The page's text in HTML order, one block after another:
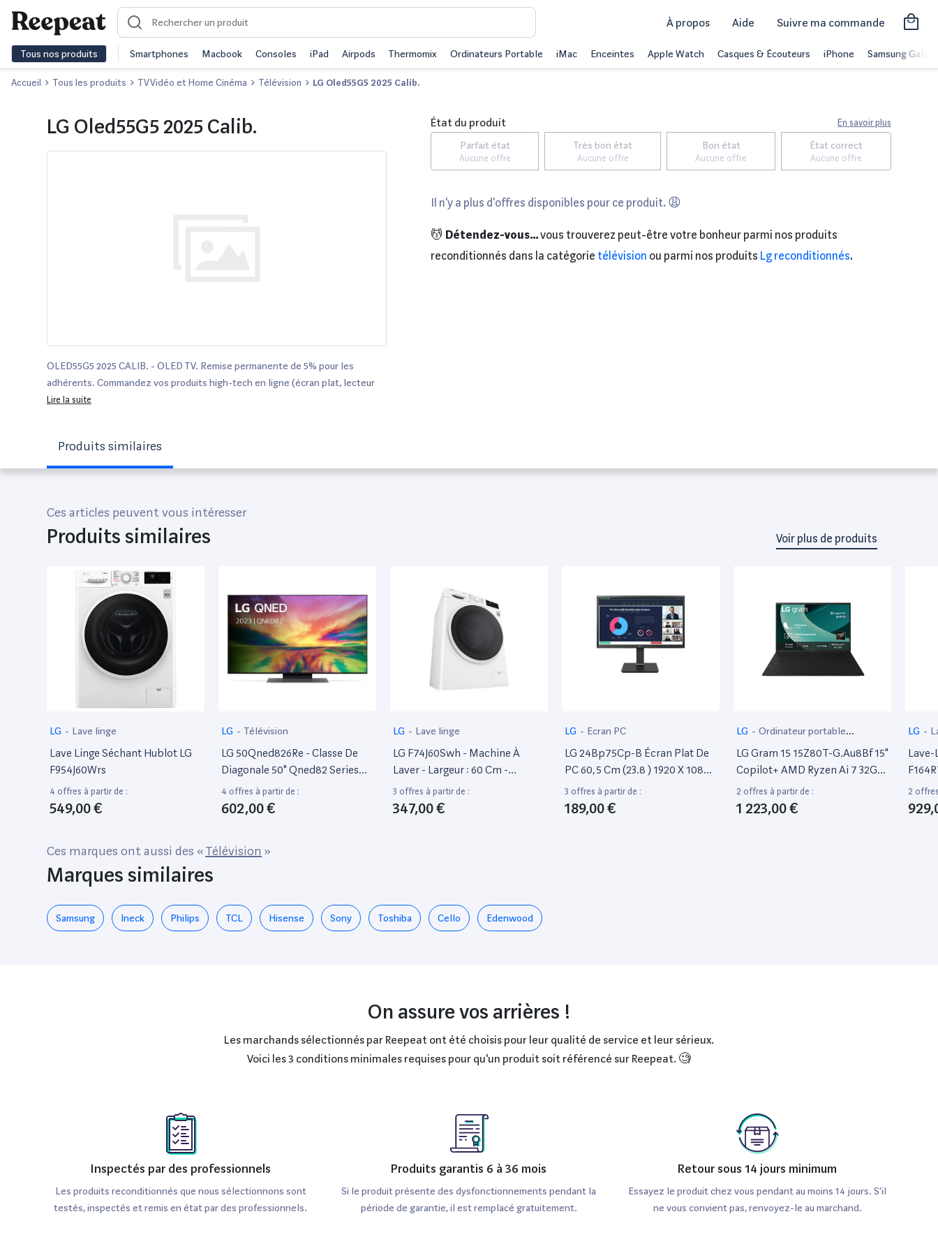
À propos Aide Suivre ma commande
Tous nos produits Smartphones Macbook Consoles iPad Airpods Thermomix Ordinateurs Portable iMac Enceintes Apple Watch Casques & Écouteurs iPhone Samsung Galaxy
Accueil Tous les produits TV Vidéo et Home Cinéma Télévision LG Oled55G5 2025 Calib.
LG Oled55G5 2025 Calib.
OLED55G5 2025 CALIB. - OLED TV. Remise permanente de 5% pour les
adhérents. Commandez vos produits high-tech en ligne (écran plat, lecteur
blu-ray, video projecteur, …) en ligne.
Lire la suite
État du produit En savoir plus
Parfait état
Aucune offre
Très bon état
Aucune offre
Bon état
Aucune offre
État correct
Aucune offre
Il n'y a plus d'offres disponibles pour ce produit. 😩
💆 Détendez-vous...vous trouverez peut-être votre bonheur parmi nos produits
reconditionnés dans la catégorie télévision ou parmi nos produits Lg reconditionnés.
Produits similaires
Ces articles peuvent vous intéresser
Produits similaires Voir plus de produits
LG - Lave linge
Lave Linge Séchant Hublot LG
F954J60Wrs
4 offres à partir de :
549,00 €
LG - Télévision
LG 50Qned826Re - Classe De
Diagonale 50" Qned82 Series
TV LCD Rétro-Éclairée Par Led -
Qned - Smart TV - Thinq Ai,
Webos - 4K UHD (2160P) 3840
De Façade, Nano Cell Plus
4 offres à partir de :
602,00 €
LG - Lave linge
LG F74J60Swh - Machine À
Laver - Largeur : 60 Cm -
Profondeur : 56 Cm - Hauteur :
85 Cm - Chargement Frontal -
59 Litres - 7 Kg - 1400
3 offres à partir de :
347,00 €
LG - Ecran PC
LG 24Bp75Cp-B Écran Plat De
PC 60,5 Cm (23.8 ) 1920 X 1080
Pixels Full Hd Led Noir
3 offres à partir de :
189,00 €
LG - Ordinateur portable
bureautique
LG Gram 15 15Z80T-G.Au8Bf 15"
Copilot+ AMD Ryzen Ai 7 32Go
Ram 2To SSD Noir Obsidien
2 offres à partir de :
1 223,00 €
LG -
Lave-
2
Ces marques ont aussi des «Télévision »
Marques similaires
Samsung Ineck Philips TCL Hisense Sony Toshiba Cello Edenwood
On assure vos arrières !
Les marchands sélectionnés par Reepeat ont été choisis pour leur qualité de service et leur sérieux.
Voici les 3 conditions minimales requises pour qu'un produit soit référencé sur Reepeat. 🧐
Inspectés par des professionnels
Les produits reconditionnés que nous sélectionnons sont
testés, inspectés et remis en état par des professionnels.
Produits garantis 6 à 36 mois
Si le produit présente des dysfonctionnements pendant la
période de garantie, il est remplacé gratuitement.
Retour sous 14 jours minimum
Essayez le produit chez vous pendant au moins 14 jours. S'il
ne vous convient pas, renvoyez-le au marchand.